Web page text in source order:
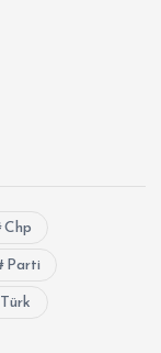
Chp
Parti
Türk